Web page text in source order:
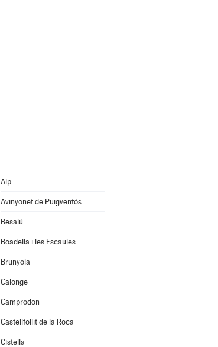
Alp
Avinyonet de Puigventós
Besalú
Boadella i les Escaules
Brunyola
Calonge
Camprodon
Castellfollit de la Roca
Cistella